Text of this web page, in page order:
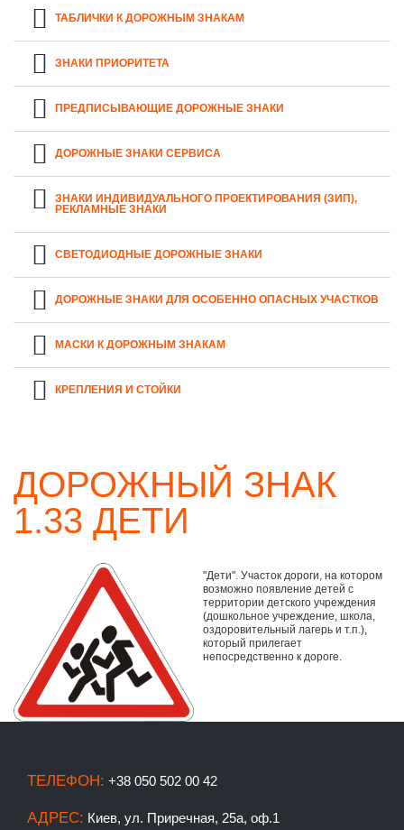
ТАБЛИЧКИ К ДОРОЖНЫМ ЗНАКАМ
ЗНАКИ ПРИОРИТЕТА
ПРЕДПИСЫВАЮЩИЕ ДОРОЖНЫЕ ЗНАКИ
ДОРОЖНЫЕ ЗНАКИ СЕРВИСА
ЗНАКИ ИНДИВИДУАЛЬНОГО ПРОЕКТИРОВАНИЯ (ЗИП),
РЕКЛАМНЫЕ ЗНАКИ
СВЕТОДИОДНЫЕ ДОРОЖНЫЕ ЗНАКИ
ДОРОЖНЫЕ ЗНАКИ ДЛЯ ОСОБЕННО ОПАСНЫХ УЧАСТКОВ
МАСКИ К ДОРОЖНЫМ ЗНАКАМ
КРЕПЛЕНИЯ И СТОЙКИ
ДОРОЖНЫЙ ЗНАК
1.33 ДЕТИ
"Дети". Участок дороги, на котором
возможно появление детей с
территории детского учреждения
(дошкольное учреждение, школа,
оздоровительный лагерь и т.п.),
который прилегает
непосредственно к дороге.
ТЕЛЕФОН: +38 050 502 00 42
АДРЕС: Киев, ул. Приречная, 25а, оф.1